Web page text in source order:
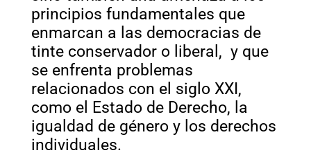
principios fundamentales que
enmarcan a las democracias de
tinte conservador o liberal, y que
se enfrenta problemas
relacionados con el siglo XXI,
como el Estado de Derecho, la
igualdad de género y los derechos
individuales.